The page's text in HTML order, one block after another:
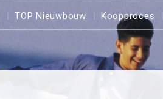
TOP Nieuwbouw Koopproces